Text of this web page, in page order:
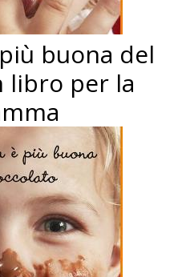
buona del
libro per la